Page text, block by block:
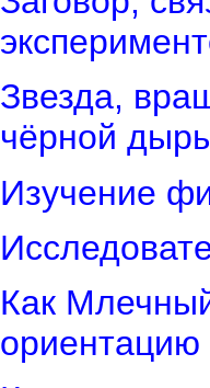
Звезда,
чёрной
Изучение
Как
ориентацию